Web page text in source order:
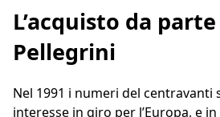
L’acquisto da
Pellegrini
Nel 1991 i numeri del centravanti
interesse in giro per l’Europa, e